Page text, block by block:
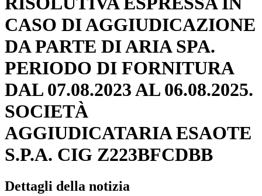
CASO DI AGGIUDICAZIONE
DA PARTE DI ARIA SPA.
PERIODO DI FORNITURA
DAL 07.08.2023 AL 06.08.2025.
SOCIETÀ
AGGIUDICATARIA ESAOTE
S.P.A. CIG Z223BFCDBB
Dettagli della notizia